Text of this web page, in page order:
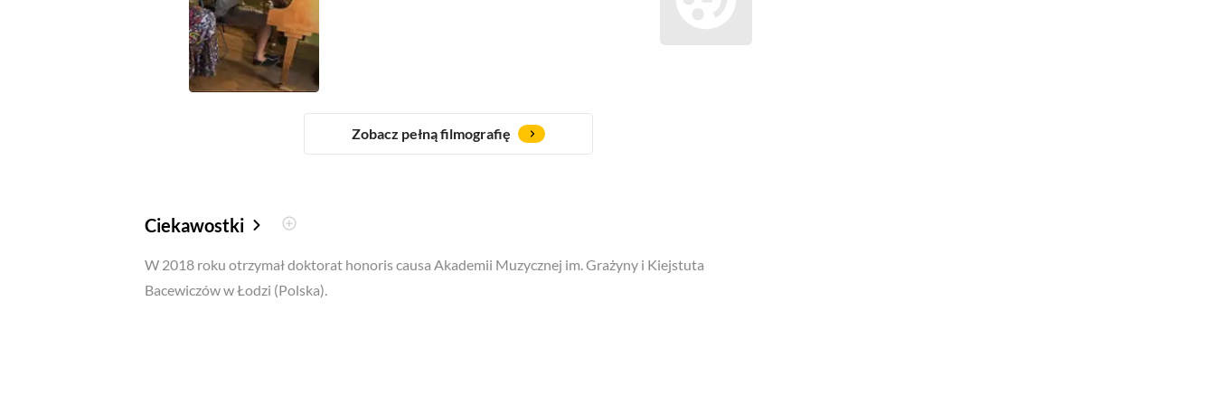
Zobacz pełną filmografię
Ciekawostki
W 2018 roku otrzymał doktorat honoris causa Akademii Muzycznej im. Grażyny i Kiejstuta
Bacewiczów w Łodzi (Polska).